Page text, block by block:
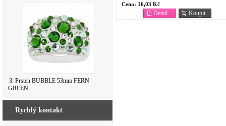
3. Prsten BUBBLE 53mm FERN
GREEN
Rychlý kontakt
Cena: 16,03 Kč
Koupit
Detail